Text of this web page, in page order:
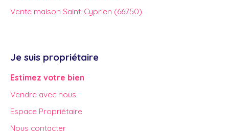
Vente maison Saint-Cyprien (66750)
Je suis propriétaire
Estimez votre bien
Vendre avec nous
Espace Propriétaire
Nous contacter